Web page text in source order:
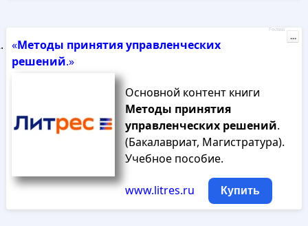
«Методы принятияуправленческих
решений.»
Основной контент книги
Методы принятия
управленческих решений.
(Бакалавриат, Магистратура).
Учебное пособие.
www.litres.ru Купить
Реклама
...